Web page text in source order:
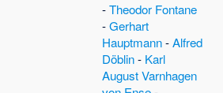
-Theodor Fontane
-Gerhart
Hauptmann-Alfred
Döblin- Karl
August Varnhagen